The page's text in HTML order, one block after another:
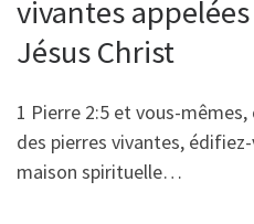
vivantes
Jésus Christ
1 Pierre 2:5 et vous-
des pierres vivantes,
maison spirituelle…